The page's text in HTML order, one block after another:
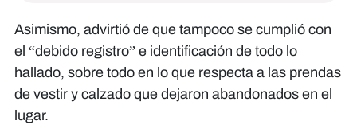
Asimismo, advirtió de que tampoco se cumplió con
el “debido registro” e identificación de todo lo
hallado, sobre todo en lo que respecta a las prendas
de vestir y calzado que dejaron abandonados en el
lugar.